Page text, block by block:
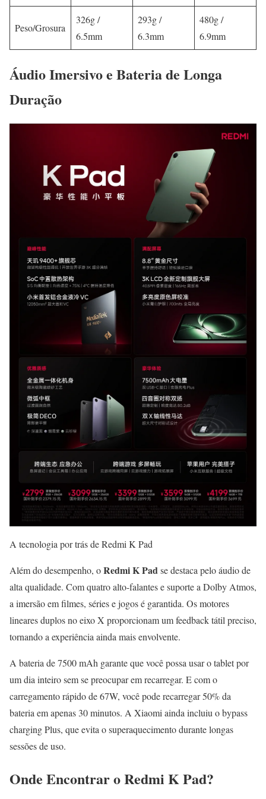
Peso/Grosura
326g /
6.5mm
293g /
6.3mm
480g /
6.9mm
Áudio Imersivo e Bateria de Longa
Duração
A tecnologia por trás de Redmi K Pad
Além do desempenho, oRedmi K Padse destaca pelo áudio de
alta qualidade. Com quatro alto-falantes e suporte a Dolby Atmos,
a imersão em filmes, séries e jogos é garantida. Os motores
lineares duplos no eixo X proporcionam um feedback tátil preciso,
tornando a experiência ainda mais envolvente.
A bateria de 7500 mAh garante que você possa usar o tablet por
um dia inteiro sem se preocupar em recarregar. E com o
carregamento rápido de 67W, você pode recarregar 50% da
bateria em apenas 30 minutos. A Xiaomi ainda incluiu o bypass
charging Plus, que evita o superaquecimento durante longas
sessões de uso.
Onde Encontrar o Redmi K Pad?